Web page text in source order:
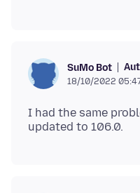
SuMo Bot
18/10/2022
I had the same